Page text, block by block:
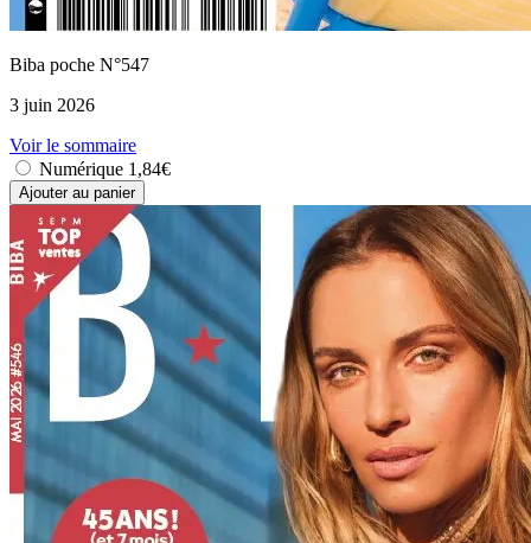
Biba poche N°547
3 juin 2026
Voir le sommaire
Numérique 1,84€